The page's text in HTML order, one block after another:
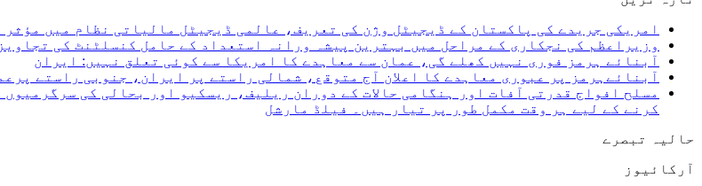
امریکی جریدے کی پاکستان کے ڈیجیٹل وژن کی تعریف، عالمی ڈیجیٹل مالیاتی نظام میں مؤثر
وزیراعظم کی نجکاری کے مراحل میں بہترین پیشہ ورانہ استعداد کے حامل کنسلٹنٹ کی
آبنائے ہرمز فوری نہیں کھلے گی، عمان سے معاہدے کا امریکا سے کوئی تعلق نہیں: ایران
آبنائےہرمز پر عبوری معاہدے کا اعلان آج متوقع، شمالی راستے پر ایران، جنوبی راستے
مسلح افواج قدرتی آفات اور ہنگامی حالات کے دوران ریلیف، ریسکیو اور بحالی کی
کرنے کے لیے ہر وقت مکمل طور پر تیار ہیں۔ فیلڈ مارشل
حالیہ تبصرے
آرکائیوز